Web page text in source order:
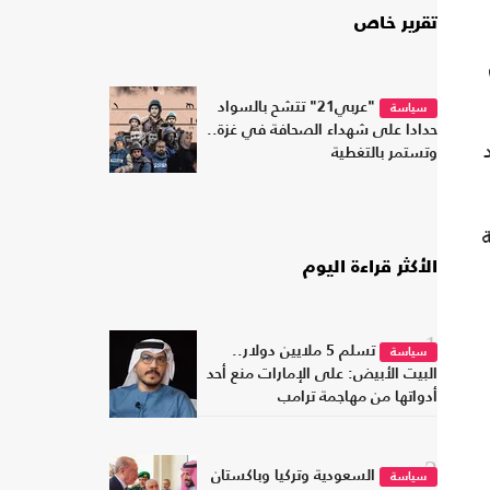
سفينة
تقرير خاص
سياسة
"عربي21" تتشح بالسواد
حدادا على شهداء الصحافة في غزة..
وتستمر بالتغطية
الأكثر قراءة اليوم
1سياسة
تسلم 5 ملايين دولار..
البيت الأبيض: على الإمارات منع أحد
أدواتها من مهاجمة ترامب
2سياسة السعودية وتركيا وباكستان